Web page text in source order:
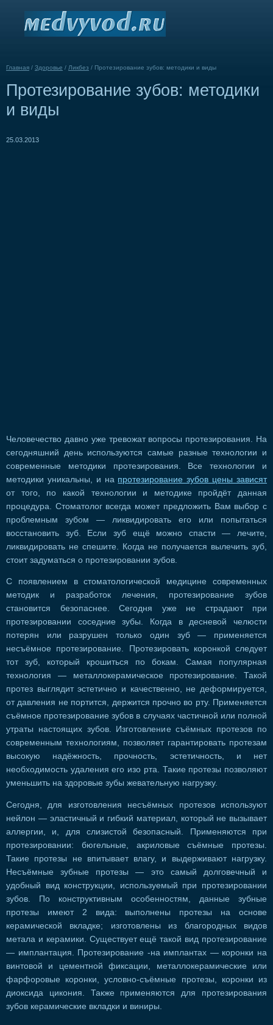
Главная / Здоровье / Ликбез / Протезирование зубов: методики и виды
Протезирование зубов: методики
и виды
25.03.2013
Человечество давно уже тревожат вопросы протезирования. На
сегодняшний день используются самые разные технологии и
современные методики протезирования. Все технологии и
методики уникальны, и на протезирование зубов цены зависят
от того, по какой технологии и методике пройдёт данная
процедура. Стоматолог всегда может предложить Вам выбор с
проблемным зубом — ликвидировать его или попытаться
восстановить зуб. Если зуб ещё можно спасти — лечите,
ликвидировать не спешите. Когда не получается вылечить зуб,
стоит задуматься о протезировании зубов.
С появлением в стоматологической медицине современных
методик и разработок лечения, протезирование зубов
становится безопаснее. Сегодня уже не страдают при
протезировании соседние зубы. Когда в десневой челюсти
потерян или разрушен только один зуб — применяется
несъёмное протезирование. Протезировать коронкой следует
тот зуб, который крошиться по бокам. Самая популярная
технология — металлокерамическое протезирование. Такой
протез выглядит эстетично и качественно, не деформируется,
от давления не портится, держится прочно во рту. Применяется
съёмное протезирование зубов в случаях частичной или полной
утраты настоящих зубов. Изготовление съёмных протезов по
современным технологиям, позволяет гарантировать протезам
высокую надёжность, прочность, эстетичность, и нет
необходимость удаления его изо рта. Такие протезы позволяют
уменьшить на здоровые зубы жевательную нагрузку.
Сегодня, для изготовления несъёмных протезов используют
нейлон — эластичный и гибкий материал, который не вызывает
аллергии, и, для слизистой безопасный. Применяются при
протезировании: бюгельные, акриловые съёмные протезы.
Такие протезы не впитывает влагу, и выдерживают нагрузку.
Несъёмные зубные протезы — это самый долговечный и
удобный вид конструкции, используемый при протезировании
зубов. По конструктивным особенностям, данные зубные
протезы имеют 2 вида: выполнены протезы на основе
керамической вкладке; изготовлены из благородных видов
метала и керамики. Существует ещё такой вид протезирование
— имплантация. Протезирование -на имплантах — коронки на
винтовой и цементной фиксации, металлокерамические или
фарфоровые коронки, условно-съёмные протезы, коронки из
диоксида цикония. Также применяются для протезирования
зубов керамические вкладки и виниры.